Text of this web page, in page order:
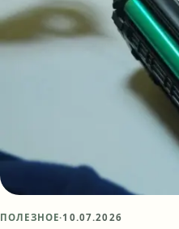
ПОЛЕЗНОЕ·10.07.2026